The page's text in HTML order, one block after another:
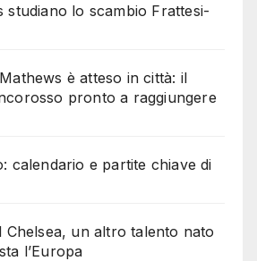
studiano lo scambio Frattesi-
è atteso in città: il
pronto a raggiungere
calendario e partite chiave di
Chelsea, un altro talento nato
l’Europa